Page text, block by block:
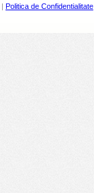
| Politica de Confidentialitate